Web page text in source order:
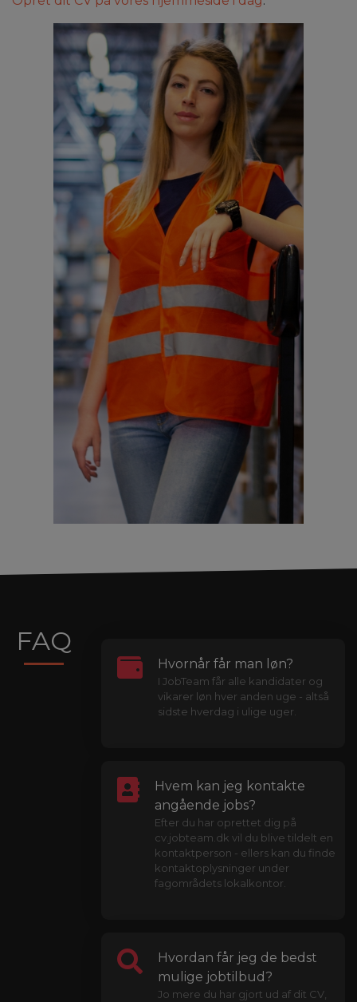
FAQ
Hvornår får man løn?
I JobTeam får alle kandidater og
vikarer løn hver anden uge - altså
sidste hverdag i ulige uger.
Hvem kan jeg kontakte
angående jobs?
Efter du har oprettet dig på
cv.jobteam.dk vil du blive tildelt en
kontaktperson - ellers kan du finde
kontaktoplysninger under
fagområdets lokalkontor.
Hvordan får jeg de bedst
mulige jobtilbud?
Jo mere du har gjort ud af dit CV,